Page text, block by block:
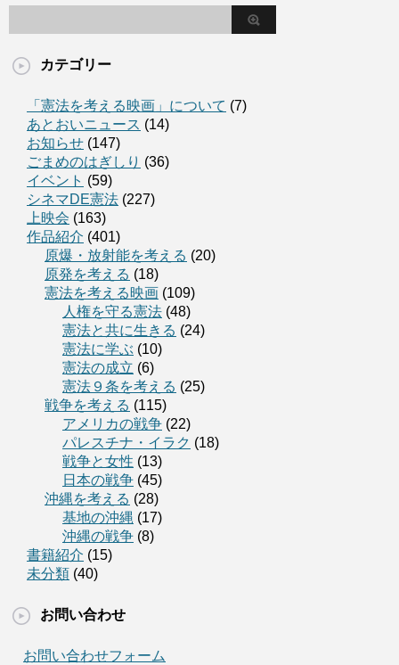
カテゴリー
「憲法を考える映画」について (7)
あとおいニュース (14)
お知らせ (147)
ごまめのはぎしり (36)
イベント (59)
シネマDE憲法 (227)
上映会 (163)
作品紹介 (401)
原爆・放射能を考える (20)
原発を考える (18)
憲法を考える映画 (109)
人権を守る憲法 (48)
憲法と共に生きる (24)
憲法に学ぶ (10)
憲法の成立 (6)
憲法９条を考える (25)
戦争を考える (115)
アメリカの戦争 (22)
パレスチナ・イラク (18)
戦争と女性 (13)
日本の戦争 (45)
沖縄を考える (28)
基地の沖縄 (17)
沖縄の戦争 (8)
書籍紹介 (15)
未分類 (40)
お問い合わせ
お問い合わせフォーム